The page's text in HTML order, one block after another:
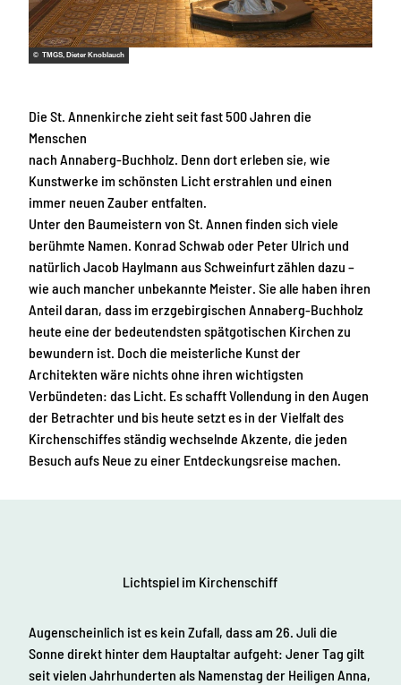
© TMGS, Dieter Knoblauch
Die St. Annenkirche zieht seit fast 500 Jahren die
Menschen
nach Annaberg-Buchholz. Denn dort erleben sie, wie
Kunstwerke im schönsten Licht erstrahlen und einen
immer neuen Zauber entfalten.
Unter den Baumeistern von St. Annen finden sich viele
berühmte Namen. Konrad Schwab oder Peter Ulrich und
natürlich Jacob Haylmann aus Schweinfurt zählen dazu –
wie auch mancher unbekannte Meister. Sie alle haben ihren
Anteil daran, dass im erzgebirgischen Annaberg-Buchholz
heute eine der bedeutendsten spätgotischen Kirchen zu
bewundern ist. Doch die meisterliche Kunst der
Architekten wäre nichts ohne ihren wichtigsten
Verbündeten: das Licht. Es schafft Vollendung in den Augen
der Betrachter und bis heute setzt es in der Vielfalt des
Kirchenschiffes ständig wechselnde Akzente, die jeden
Besuch aufs Neue zu einer Entdeckungsreise machen.
Lichtspiel im Kirchenschiff
Augenscheinlich ist es kein Zufall, dass am 26. Juli die
Sonne direkt hinter dem Hauptaltar aufgeht: Jener Tag gilt
seit vielen Jahrhunderten als Namenstag der Heiligen Anna,